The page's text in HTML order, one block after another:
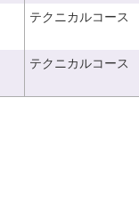
テクニカルコース
テクニカルコース